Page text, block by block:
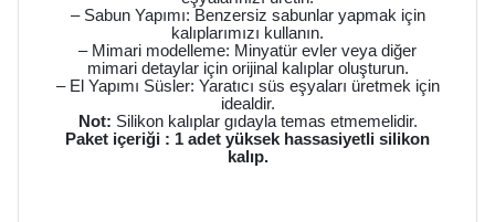
– Sabun Yapımı: Benzersiz sabunlar yapmak için
kalıplarımızı kullanın.
– Mimari modelleme: Minyatür evler veya diğer
mimari detaylar için orijinal kalıplar oluşturun.
– El Yapımı Süsler: Yaratıcı süs eşyaları üretmek için
idealdir.
Not: Silikon kalıplar gıdayla temas etmemelidir.
Paket içeriği : 1 adet yüksek hassasiyetli silikon
kalıp.